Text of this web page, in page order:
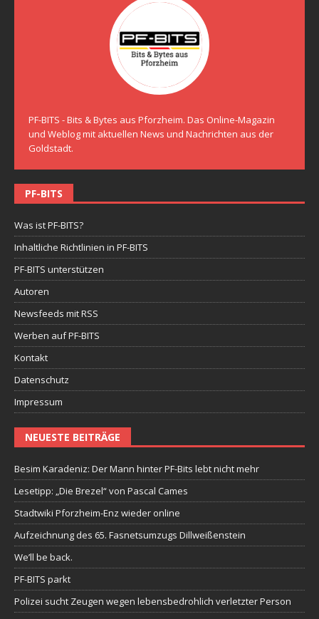
PF-BITS - Bits & Bytes aus Pforzheim. Das Online-Magazin
und Weblog mit aktuellen News und Nachrichten aus der
Goldstadt.
PF-BITS
Was ist PF-BITS?
Inhaltliche Richtlinien in PF-BITS
PF-BITS unterstützen
Autoren
Newsfeeds mit RSS
Werben auf PF-BITS
Kontakt
Datenschutz
Impressum
NEUESTE BEITRÄGE
Besim Karadeniz: Der Mann hinter PF-Bits lebt nicht mehr
Lesetipp: „Die Brezel“ von Pascal Cames
Stadtwiki Pforzheim-Enz wieder online
Aufzeichnung des 65. Fasnetsumzugs Dillweißenstein
We’ll be back.
PF-BITS parkt
Polizei sucht Zeugen wegen lebensbedrohlich verletzter Person